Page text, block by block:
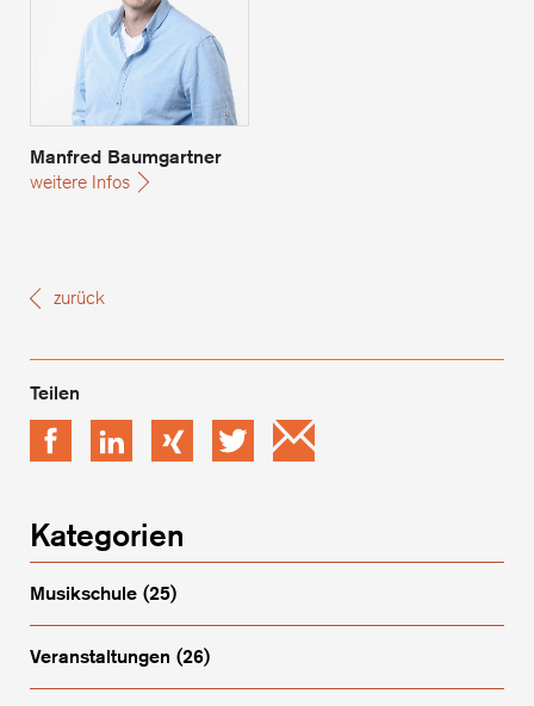
Manfred Baumgartner
weitere Infos
zurück
Facebook LinkedIn xing Twitter
Kategorien
Musikschule (25)
Veranstaltungen (26)